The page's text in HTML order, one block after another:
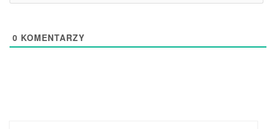
0 KOMENTARZY